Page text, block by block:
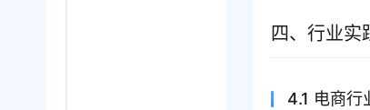
四、行业实
4.1 电商行